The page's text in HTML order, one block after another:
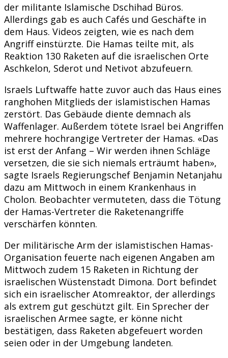
der militante Islamische Dschihad Büros.
Allerdings gab es auch Cafés und Geschäfte in
dem Haus. Videos zeigten, wie es nach dem
Angriff einstürzte. Die Hamas teilte mit, als
Reaktion 130 Raketen auf die israelischen Orte
Aschkelon, Sderot und Netivot abzufeuern.
Israels Luftwaffe hatte zuvor auch das Haus eines
ranghohen Mitglieds der islamistischen Hamas
zerstört. Das Gebäude diente demnach als
Waffenlager. Außerdem tötete Israel bei Angriffen
mehrere hochrangige Vertreter der Hamas. «Das
ist erst der Anfang – Wir werden ihnen Schläge
versetzen, die sie sich niemals erträumt haben»,
sagte Israels Regierungschef Benjamin Netanjahu
dazu am Mittwoch in einem Krankenhaus in
Cholon. Beobachter vermuteten, dass die Tötung
der Hamas-Vertreter die Raketenangriffe
verschärfen könnten.
Der militärische Arm der islamistischen Hamas-
Organisation feuerte nach eigenen Angaben am
Mittwoch zudem 15 Raketen in Richtung der
israelischen Wüstenstadt Dimona. Dort befindet
sich ein israelischer Atomreaktor, der allerdings
als extrem gut geschützt gilt. Ein Sprecher der
israelischen Armee sagte, er könne nicht
bestätigen, dass Raketen abgefeuert worden
seien oder in der Umgebung landeten.